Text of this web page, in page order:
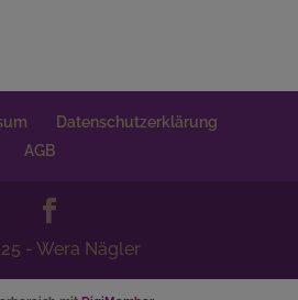
Datenschutzerklärung
AGB
- Wera Nägler